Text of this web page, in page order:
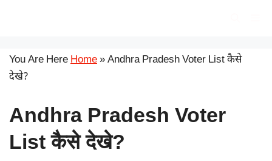
You Are HereHome»Andhra Pradesh Voter List कैसे
देखे?
Andhra Pradesh Voter
List कैसे देखे?